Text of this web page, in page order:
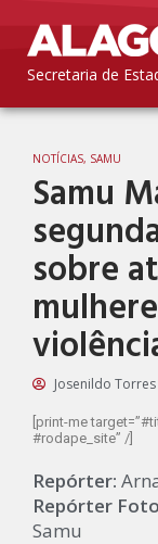
Secretaria de
NOTÍCIAS, SAMU
Samu
sobre
Josenildo Torres
[print-me
#rodape_site” /]
Repórter:
Repórter
Samu